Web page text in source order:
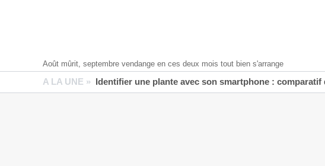
Août mûrit, septembre vendange en ces deux mois tout bien s'arrange
A LA UNE » Identifier une plante avec son smartphone :